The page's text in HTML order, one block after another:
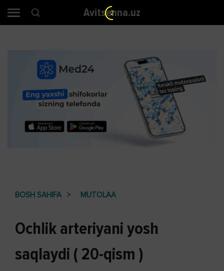
Avitsenna.uz
BOSH SAHIFA MUTOLAA
Ochlik arteriyani yosh
saqlaydi ( 20-qism )
2